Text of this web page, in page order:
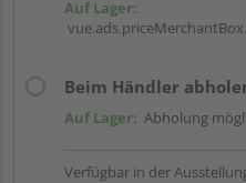
Auf Lager:
Beim Händler
Auf Lager: Abholung
Verfügbar in der